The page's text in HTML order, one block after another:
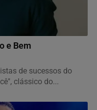
e Bem
de sucessos do
clássico do...